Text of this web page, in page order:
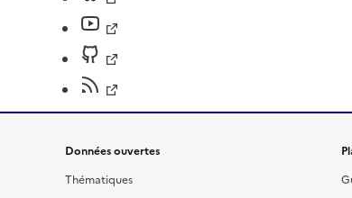
Données ouvertes
Thématiques